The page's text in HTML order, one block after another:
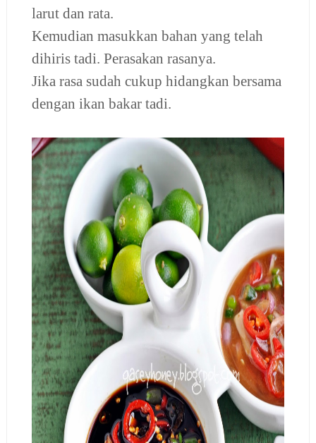
larut dan rata.
Kemudian masukkan bahan yang telah
dihiris tadi. Perasakan rasanya.
Jika rasa sudah cukup hidangkan bersama
dengan ikan bakar tadi.